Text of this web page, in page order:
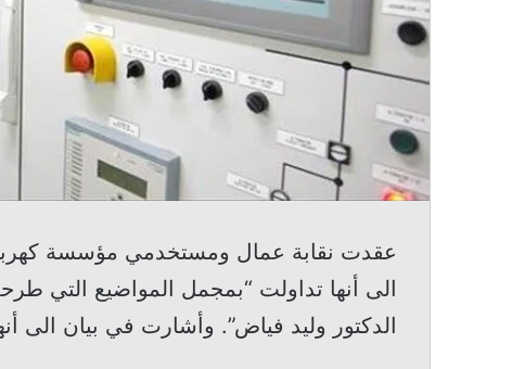
عقدت نقابة عمال ومستخدمي مؤسسة كهرباء
الى أنها تداولت “بمجمل المواضيع التي
الدكتور وليد فياض”. وأشارت في بيان الى